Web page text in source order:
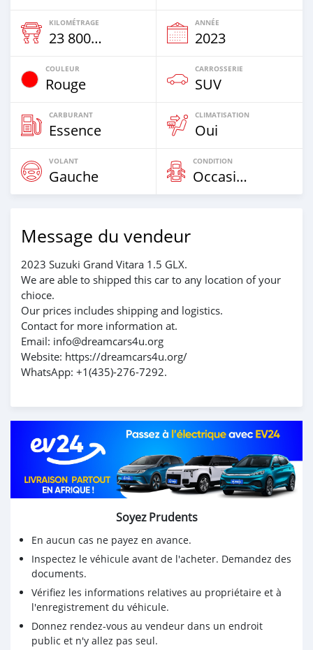
KILOMÉTRAGE
23 800 Km
ANNÉE
2023
COULEUR
Rouge
CARROSSERIE
SUV
CARBURANT
Essence
CLIMATISATION
Oui
VOLANT
Gauche
CONDITION
Occasion
Message du vendeur
2023 Suzuki Grand Vitara 1.5 GLX.
We are able to shipped this car to any location of your
chioce.
Our prices includes shipping and logistics.
Contact for more information at.
Email: info@dreamcars4u.org
Website: https://dreamcars4u.org/
WhatsApp: +1(435)-276-7292.
Soyez Prudents
En aucun cas ne payez en avance.
Inspectez le véhicule avant de l'acheter. Demandez des
documents.
Vérifiez les informations relatives au propriétaire et à
l'enregistrement du véhicule.
Donnez rendez-vous au vendeur dans un endroit
public et n'y allez pas seul.